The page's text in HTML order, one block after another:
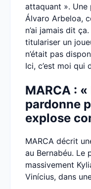
attaquant ». Une
Álvaro Arbeloa,
n’ai jamais dit
titulariser un
n’était pas
Ici, c’est moi qui
MARCA :
pardonne
explose
MARCA décrit
au Bernabéu. Le
massivement
Vinícius, dans